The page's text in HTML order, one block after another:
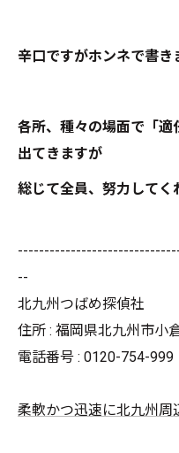
辛口ですがホンネで書き
各所、種々の場面で「適
出てきますが
総じて全員、努力してく
--
北九州つばめ探偵社
住所 : 福岡県北九州市小
電話番号 : 0120-754-999
柔軟かつ迅速に北九州周